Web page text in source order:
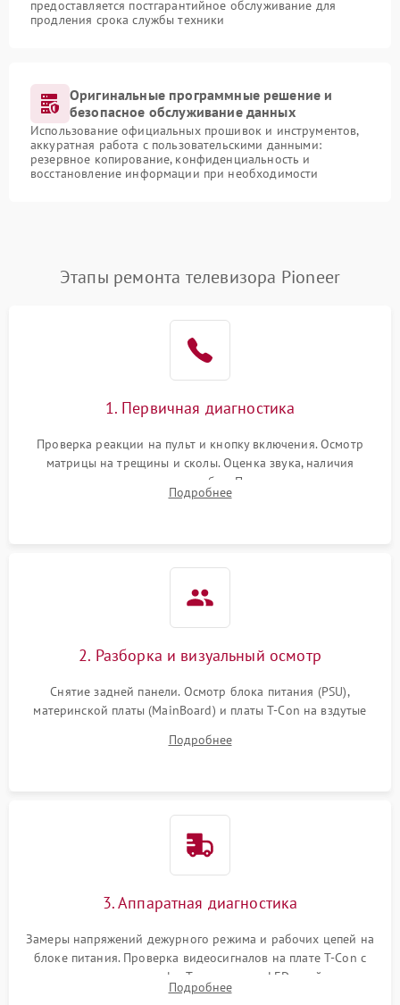
предоставляется постгарантийное обслуживание для
продления срока службы техники
Оригинальные программные решение и
безопасное обслуживание данных
Использование официальных прошивок и инструментов,
аккуратная работа с пользовательскими данными:
резервное копирование, конфиденциальность и
восстановление информации при необходимости
Этапы ремонта телевизора Pioneer
1. Первичная диагностика
Проверка реакции на пульт и кнопку включения. Осмотр
матрицы на трещины и сколы. Оценка звука, наличия
подсветки и индикаторов ошибок. Подключение тестовых
источников сигнала для выявления симптомов поломки.
Подробнее
2. Разборка и визуальный осмотр
Снятие задней панели. Осмотр блока питания (PSU),
материнской платы (MainBoard) и платы T-Con на вздутые
Проверка надежности фиксации и целостности шлейфов.
Подробнее
3. Аппаратная диагностика
Замеры напряжений дежурного режима и рабочих цепей на
блоке питания. Проверка видеосигналов на плате T-Con с
помощью осциллографа. Тестирование LED-драйвера и
светодиодных планок подсветки мультиметром.
Подробнее